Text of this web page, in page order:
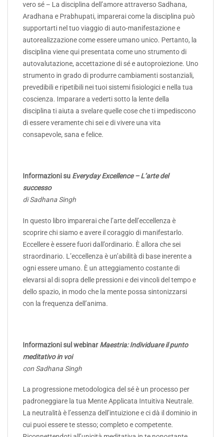
vero sé – La disciplina dell’amore attraverso Sadhana,
Aradhana e Prabhupati, imparerai come la disciplina può
supportarti nel tuo viaggio di auto-manifestazione e
autorealizzazione come essere umano unico. Pertanto, la
disciplina viene qui presentata come uno strumento di
autovalutazione, accettazione di sé e autoproiezione. Uno
strumento in grado di produrre cambiamenti sostanziali,
prevedibili e ripetibili nei tuoi sistemi fisiologici e nella tua
coscienza. Imparare a vederti sotto la lente della
disciplina ti aiuta a svelare quelle cose che ti impediscono
di essere veramente chi sei e di vivere una vita
consapevole, sana e felice.
Informazioni su Everyday Excellence – L’arte del
successo
di Sadhana Singh
In questo libro imparerai che l’arte dell’eccellenza è
scoprire chi siamo e avere il coraggio di manifestarlo.
Eccellere è essere fuori dall’ordinario. È allora che sei
straordinario. L’eccellenza è un’abilità di base inerente a
ogni essere umano. È un atteggiamento costante di
elevarsi al di sopra delle pressioni e dei vincoli del tempo e
dello spazio, in modo che la mente possa sintonizzarsi
con la frequenza dell’anima.
Informazioni sul webinar Maestria: Individuare il punto
meditativo in voi
con Sadhana Singh
La progressione metodologica del sé è un processo per
padroneggiare la tua Mente Applicata Intuitiva Neutrale.
La neutralità è l’essenza dell’intuizione e ci dà il dominio in
cui puoi essere te stesso; completo e competente.